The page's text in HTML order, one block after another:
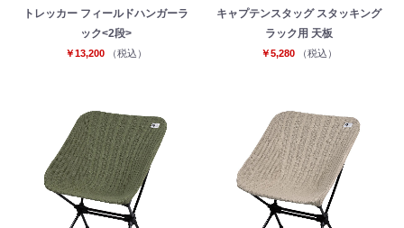
トレッカー フィールドハンガーラ
ック<2段>
￥13,200 （税込）
キャプテンスタッグ スタッキング
ラック用 天板
￥5,280 （税込）